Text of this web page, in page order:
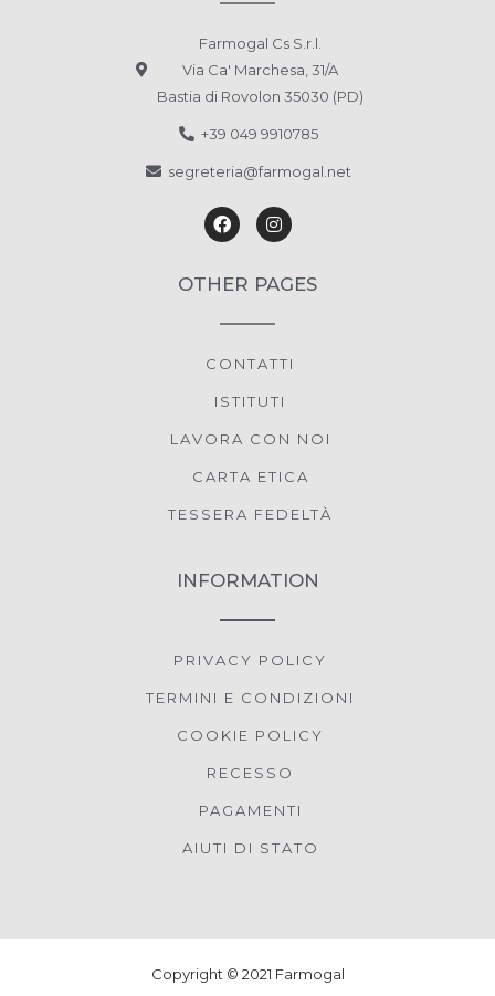
Farmogal Cs S.r.l.
Via Ca' Marchesa, 31/A
Bastia di Rovolon 35030 (PD)
+39 049 9910785
segreteria@farmogal.net
OTHER PAGES
CONTATTI
ISTITUTI
LAVORA CON NOI
CARTA ETICA
TESSERA FEDELTÀ
INFORMATION
PRIVACY POLICY
TERMINI E CONDIZIONI
COOKIE POLICY
RECESSO
PAGAMENTI
AIUTI DI STATO
Copyright © 2021 Farmogal